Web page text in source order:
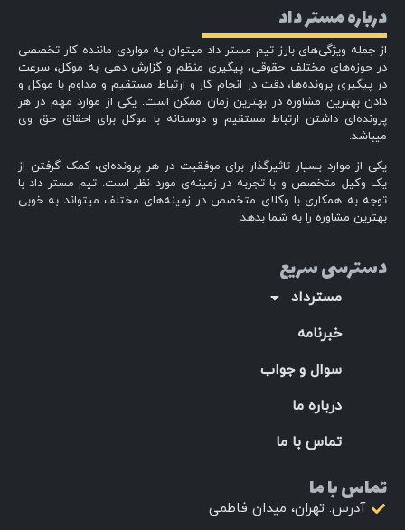
درباره مستر داد
از جمله ویژگی‌های بارز تیم مستر داد میتوان به مواردی ماننده کار تخصصی
در حوزه‌های مختلف حقوقی، پیگیری منظم و گزارش دهی به موکل، سرعت
در پیگیری پرونده‌ها، دقت در انجام کار و ارتباط مستقیم و مداوم با موکل و
دادن بهترین مشاوره در بهترین زمان ممکن است. یکی از موارد مهم در هر
پرونده‌ای داشتن ارتباط مستقیم و دوستانه با موکل برای احقاق حق وی
میباشد.
یکی از موارد بسیار تاثیرگذار برای موفقیت در هر پرونده‌ای، کمک گرفتن از
یک وکیل متخصص و با تجربه در زمینه‌ی مورد نظر است. تیم مستر داد با
توجه به همکاری با وکلای متخصص در زمینه‌های مختلف میتواند به خوبی
بهترین مشاوره را به شما بدهد
دسترسی سریع
مسترداد
خبرنامه
سوال و جواب
درباره ما
تماس با ما
تماس با ما
آدرس: تهران، میدان فاطمی